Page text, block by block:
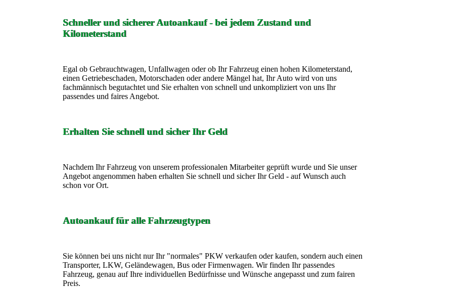
Schneller und sicherer Autoankauf - bei jedem Zustand und
Kilometerstand
Egal ob Gebrauchtwagen, Unfallwagen oder ob Ihr Fahrzeug einen hohen Kilometerstand,
einen Getriebeschaden, Motorschaden oder andere Mängel hat, Ihr Auto wird von uns
fachmännisch begutachtet und Sie erhalten von schnell und unkompliziert von uns Ihr
passendes und faires Angebot.
Erhalten Sie schnell und sicher Ihr Geld
Nachdem Ihr Fahrzeug von unserem professionalen Mitarbeiter geprüft wurde und Sie unser
Angebot angenommen haben erhalten Sie schnell und sicher Ihr Geld - auf Wunsch auch
schon vor Ort.
Autoankauf für alle Fahrzeugtypen
Sie können bei uns nicht nur Ihr "normales" PKW verkaufen oder kaufen, sondern auch einen
Transporter, LKW, Geländewagen, Bus oder Firmenwagen. Wir finden Ihr passendes
Fahrzeug, genau auf Ihre individuellen Bedürfnisse und Wünsche angepasst und zum fairen
Preis.